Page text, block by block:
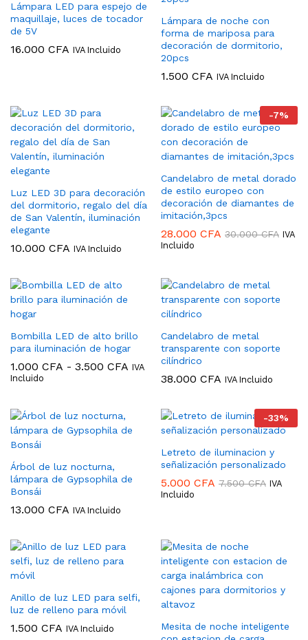
Lámpara LED para espejo de
maquillaje, luces de tocador
de 5V
16.000 CFA IVA Incluido
Lámpara de noche con
forma de mariposa para
decoración de dormitorio,
20pcs
1.500 CFA IVA Incluido
Luz LED 3D para decoración
del dormitorio, regalo del día
de San Valentín, iluminación
elegante
10.000 CFA IVA Incluido
-7%
Candelabro de metal dorado
de estilo europeo con
decoración de diamantes de
imitación,3pcs
28.000 CFA 30.000CFA IVA
Incluido
Bombilla LED de alto brillo
para iluminación de hogar
1.000 CFA - 3.500 CFA Rango
1.000 CFA
3.500 CFA
IVA
Incluido
Candelabro de metal
transparente con soporte
cilíndrico
38.000 CFA IVA Incluido
Árbol de luz nocturna,
lámpara de Gypsophila de
Bonsái
13.000 CFA IVA Incluido
-33%
Letreto de iluminacion y
señalización personalizado
5.000 CFA 7.500CFA IVA
Incluido
Anillo de luz LED para selfi,
luz de relleno para móvil
1.500 CFA IVA Incluido
Mesita de noche inteligente